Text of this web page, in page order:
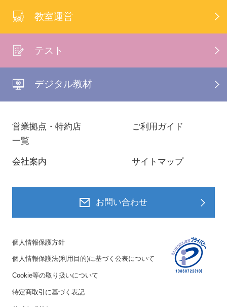
教室運営
テスト
デジタル教材
営業拠点・特約店
一覧
ご利用ガイド
会社案内 サイトマップ
お問い合わせ
個人情報保護方針
個人情報保護法(利用目的)に基づく公表について
Cookie等の取り扱いについて
特定商取引に基づく表記